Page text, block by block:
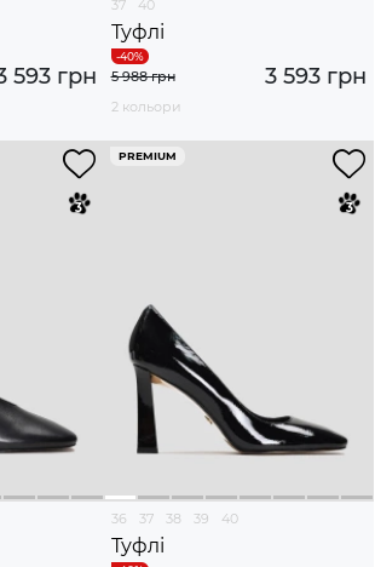
593 грн
37 40
Туфлі
3 593 грн
5 988 грн
2 кольори
PREMIUM
36 37 38 39 40
Туфлі